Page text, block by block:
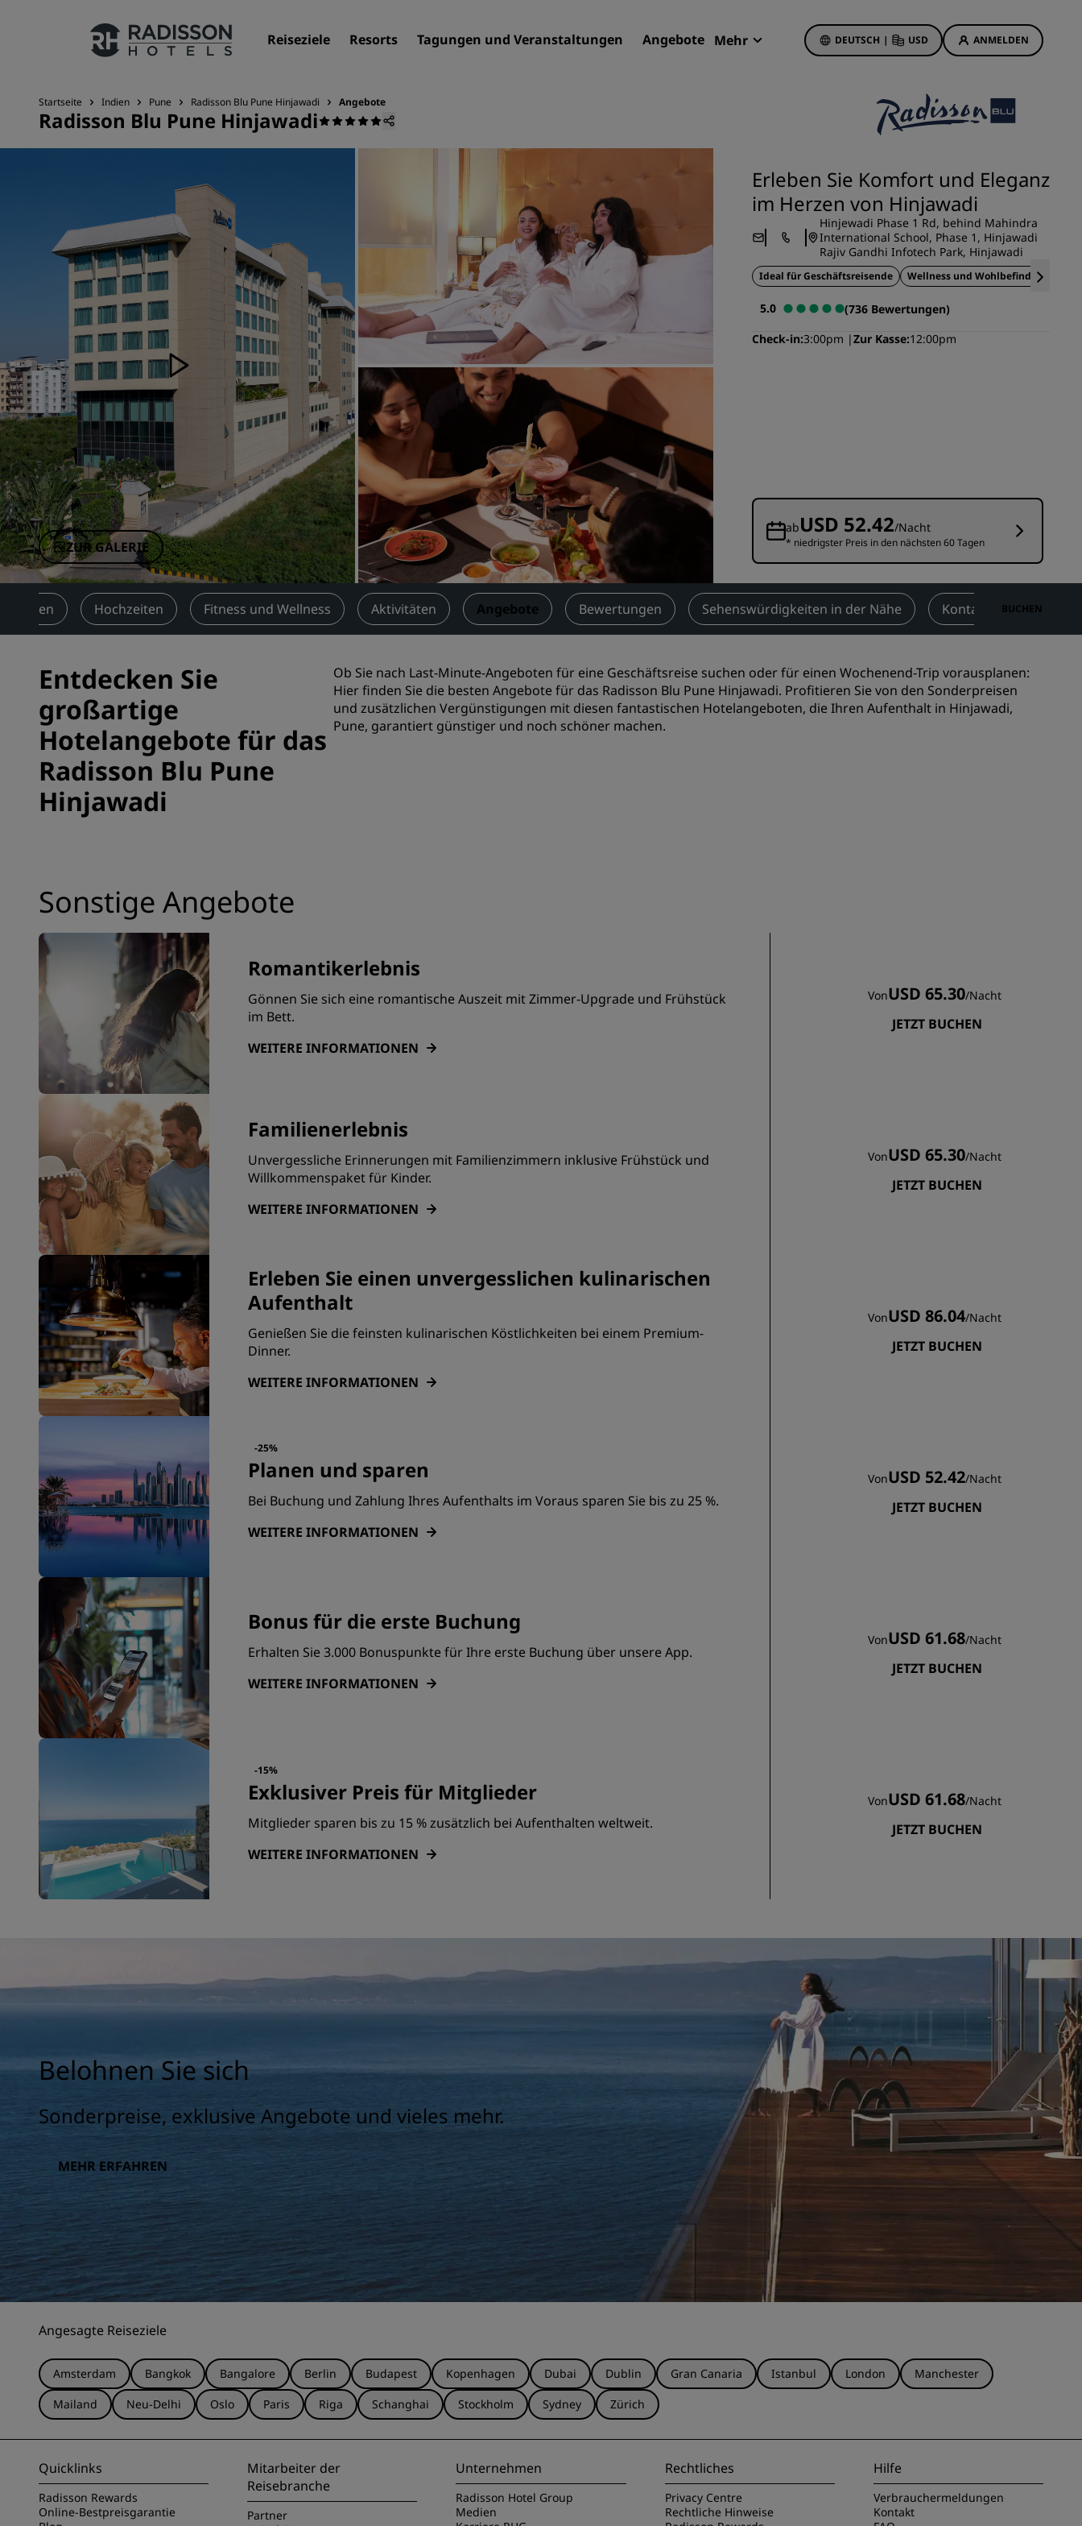
Reiseziele Resorts Tagungen und Veranstaltungen Angebote Mehr DEUTSCH | USD ANMELDEN
Unsere Marken
Verbundene Marken in China
Resorts
Serviced Apartments
Flughafenhotels
Neue und geplante Hotels
Tagungen und
Veranstaltungen
Entdecken Sie Radisson Meetings
Einen Meetingraum buchen
Fordern Sie ein Angebot an
Veranstaltungsorte
Branchenlösungen
Flüge suchen
Flüge suchen
Restaurants
Nach einem Restaurant suchen
Radisson Hotels App
Hotelangebote
Bonus für die erste Buchung
Deals of the Day
Im Voraus buchen
Unsere Angebote anzeigen
Reisevorschläge
Familienfreundliche Hotels
Besuchen Sie unseren Blog
Radisson Rewards
Entdecken Sie Radisson Rewards
Vorteile
So verwenden Sie Punkte
Bookers and Planners
Startseite Indien Pune Radisson Blu Pune Hinjawadi Angebote
Radisson Blu Pune Hinjawadi
ZUR GALERIE
Erleben Sie Komfort und Eleganz
im Herzen von Hinjawadi
Hinjewadi Phase 1 Rd, behind Mahindra
International School, Phase 1, Hinjawadi
Rajiv Gandhi Infotech Park, Hinjawadi
Ideal für Geschäftsreisende Wellness und Wohlbefinden
5.0
(736 Bewertungen)
Check-in 3:00pm Zur Kasse 12:00pm
abUSD 52.42/Nacht
* niedrigster Preis in den nächsten 60 Tagen
Hochzeiten Fitness und Wellness Aktivitäten Angebote Bewertungen Sehenswürdigkeiten in der Nähe Kontakt BUCHEN
Entdecken Sie
großartige
Hotelangebote für das
Radisson Blu Pune
Hinjawadi
Ob Sie nach Last-Minute-Angeboten für eine Geschäftsreise suchen oder für einen Wochenend-Trip vorausplanen:
Hier finden Sie die besten Angebote für das Radisson Blu Pune Hinjawadi. Profitieren Sie von den Sonderpreisen
und zusätzlichen Vergünstigungen mit diesen fantastischen Hotelangeboten, die Ihren Aufenthalt in Hinjawadi,
Pune, garantiert günstiger und noch schöner machen.
Sonstige Angebote
Romantikerlebnis
Gönnen Sie sich eine romantische Auszeit mit Zimmer-Upgrade und Frühstück
im Bett.
WEITERE INFORMATIONEN
VonUSD 65.30/Nacht
JETZT BUCHEN
Familienerlebnis
Unvergessliche Erinnerungen mit Familienzimmern inklusive Frühstück und
Willkommenspaket für Kinder.
WEITERE INFORMATIONEN
VonUSD 65.30/Nacht
JETZT BUCHEN
Erleben Sie einen unvergesslichen kulinarischen
Aufenthalt
Genießen Sie die feinsten kulinarischen Köstlichkeiten bei einem Premium-
Dinner.
WEITERE INFORMATIONEN
VonUSD 86.04/Nacht
JETZT BUCHEN
-25%
Planen und sparen
Bei Buchung und Zahlung Ihres Aufenthalts im Voraus sparen Sie bis zu 25 %.
WEITERE INFORMATIONEN
VonUSD 52.42/Nacht
JETZT BUCHEN
Bonus für die erste Buchung
Erhalten Sie 3.000 Bonuspunkte für Ihre erste Buchung über unsere App.
WEITERE INFORMATIONEN
VonUSD 61.68/Nacht
JETZT BUCHEN
-15%
Exklusiver Preis für Mitglieder
Mitglieder sparen bis zu 15 % zusätzlich bei Aufenthalten weltweit.
WEITERE INFORMATIONEN
VonUSD 61.68/Nacht
JETZT BUCHEN
Belohnen Sie sich
Sonderpreise, exklusive Angebote und vieles mehr.
MEHR ERFAHREN
Angesagte Reiseziele
Amsterdam Bangkok Bangalore Berlin Budapest Kopenhagen Dubai Dublin Gran Canaria Istanbul London
Manchester
Mailand
Neu-Delhi Oslo Paris Riga Schanghai Stockholm Sydney Zürich
Quicklinks
Radisson Rewards
Online-Bestpreisgarantie
Mitarbeiter der
Reisebranche
Partner
Unternehmen
Radisson Hotel Group
Medien
Rechtliches
Privacy Centre
Rechtliche Hinweise
Hilfe
Verbrauchermeldungen
Kontakt